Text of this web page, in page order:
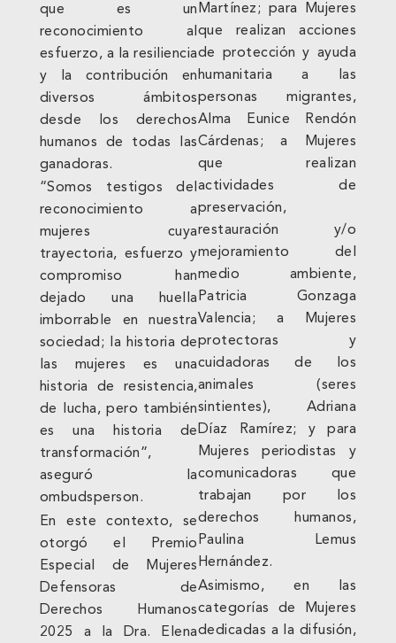
que es un
reconocimiento al
esfuerzo, a la resiliencia
y la contribución en
diversos ámbitos
desde los derechos
humanos de todas las
ganadoras.
“Somos testigos del
reconocimiento a
mujeres cuya
trayectoria, esfuerzo y
compromiso han
dejado una huella
imborrable en nuestra
sociedad; la historia de
las mujeres es una
historia de resistencia,
de lucha, pero también
es una historia de
transformación”,
aseguró la
ombudsperson.
En este contexto, se
otorgó el Premio
Especial de Mujeres
Defensoras de
Derechos Humanos
2025 a la Dra. Elena
Martínez; para Mujeres
que realizan acciones
de protección y ayuda
humanitaria a las
personas migrantes,
Alma Eunice Rendón
Cárdenas; a Mujeres
que realizan
actividades de
preservación,
restauración y/o
mejoramiento del
medio ambiente,
Patricia Gonzaga
Valencia; a Mujeres
protectoras y
cuidadoras de los
animales (seres
sintientes), Adriana
Díaz Ramírez; y para
Mujeres periodistas y
comunicadoras que
trabajan por los
derechos humanos,
Paulina Lemus
Hernández.
Asimismo, en las
categorías de Mujeres
dedicadas a la difusión,